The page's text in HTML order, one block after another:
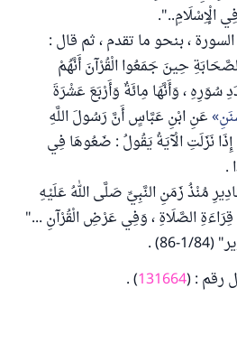
الْإِسْلَامِ..".
، بنحو ما تقدم ، ثم قال :
حِينَ جَمَعُوا الْقُرْآنَ أَنَّهُمْ
سُوَرِهِ ، وَأَنَّهَا مِائَةٌ وَأَرْبَعَ عَشْرَةَ
عَنِ ابْنِ عَبَّاسٍ أَنَّ رَسُولَ اللَّهِ
نَزَلَتِ الْآيَةُ يَقُولُ : ضَعُوهَا فِي
.
مُنْذُ زَمَنِ النَّبِيِّ صَلَّى اللهُ عَلَيْهِ
الصَّلَاةِ ، وَفِي عَرْضِ الْقُرْآنِ ..."
86) .
رقم : (131664
) .